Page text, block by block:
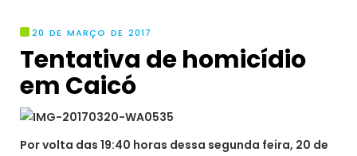
20 DE MARÇO DE 2017
Tentativa de homicídio
em Caicó
Por volta das 19:40 horas dessa segunda feira, 20 de